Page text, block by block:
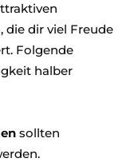
dir viel Freude
Folgende
halber
sollten